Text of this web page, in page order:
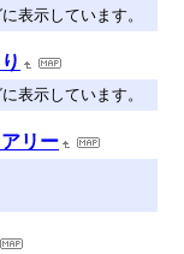
表示しています。
表示しています。
リー